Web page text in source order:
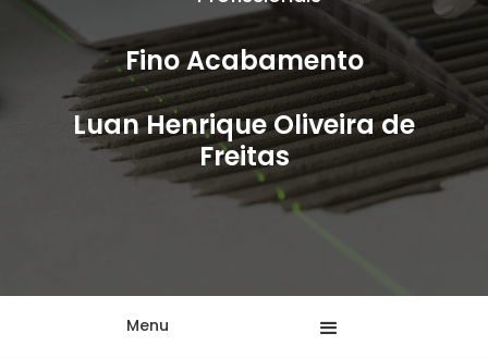
Fino Acabamento
Luan Henrique Oliveira de
Freitas
Menu